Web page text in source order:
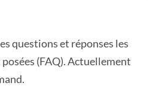
questions et réponses les
(FAQ). Actuellement